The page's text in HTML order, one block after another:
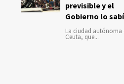
previsible y el
Gobierno lo
La ciudad autónoma
Ceuta, que...